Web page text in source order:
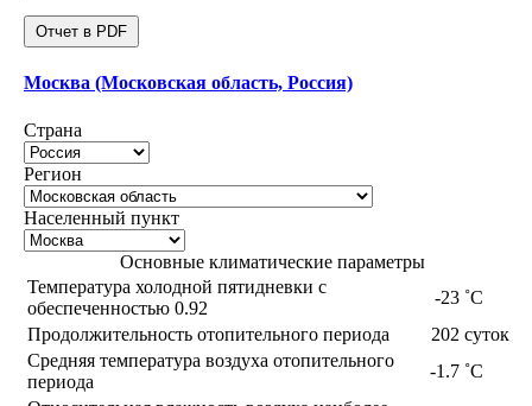
Отчет в PDF
Москва (Московская область, Россия)
Страна
Регион
Населенный пункт
Основные климатические параметры
Температура холодной пятидневки с
обеспеченностью 0.92
-23 ˚С
Продолжительность отопительного периода
202 суток
Средняя температура воздуха отопительного
периода
-1.7 ˚С